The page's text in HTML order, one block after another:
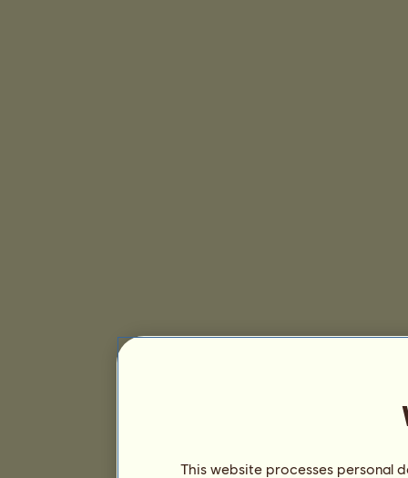
This website processes personal